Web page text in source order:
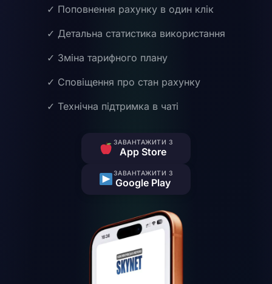
✓ Поповнення рахунку в один клік
✓ Детальна статистика використання
✓ Зміна тарифного плану
✓ Сповіщення про стан рахунку
✓ Технічна підтримка в чаті
ЗАВАНТАЖИТИ З
App Store
ЗАВАНТАЖИТИ З
Google Play